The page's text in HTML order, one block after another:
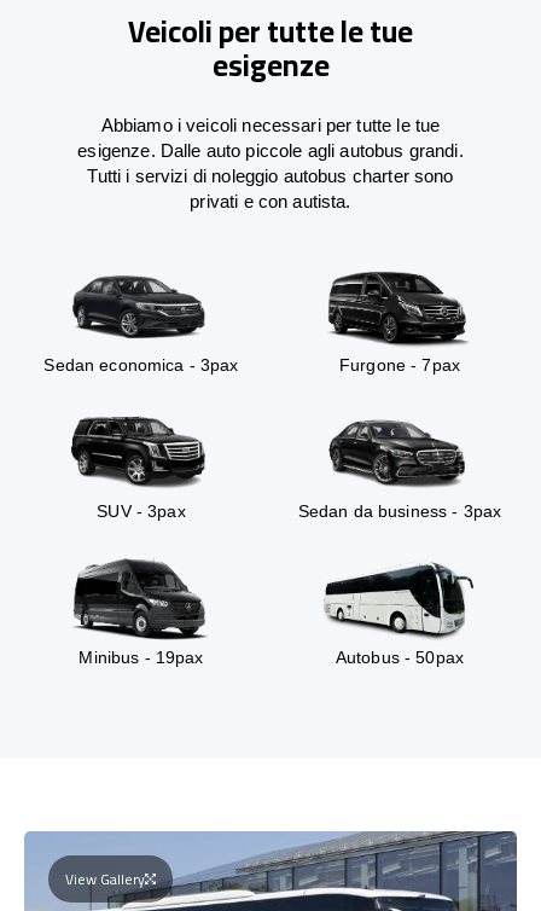
Veicoli per tutte le tue
esigenze
Abbiamo i veicoli necessari per tutte le tue
esigenze. Dalle auto piccole agli autobus grandi.
Tutti i servizi di noleggio autobus charter sono
privati e con autista.
Sedan economica - 3pax Furgone - 7pax
SUV - 3pax Sedan da business - 3pax
Minibus - 19pax Autobus - 50pax
View Gallery